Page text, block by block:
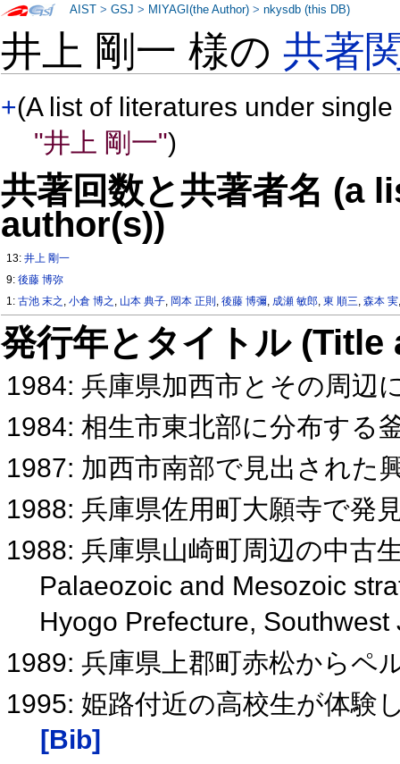
井上 剛一 様の共著
+(A list of literatures under
"井上 剛一")
共著回数と共著者名 (a
author(s))
13:井上 剛一
9:後藤 博弥
1:古池 末之 ,小倉 博之 , 山本 典子, 岡本 正則 ,後藤 博彌, 成瀬 敏郎,東 順三,森本 実
発行年とタイトル
1984: 兵庫県加西市とその周辺
1984: 相生市東北部に分布する
1987: 加西市南部で見出された
1988: 兵庫県佐用町大願寺で発
1988: 兵庫県山崎町周辺の中古
Palaeozoic and Mesozoic
Hyogo Prefecture,
1989: 兵庫県上郡町赤松からペ
1995: 姫路付近の高校生が体験
[Bib]
AIST >GSJ > MIYAGI(the Author) >nkysdb (this DB)